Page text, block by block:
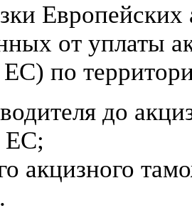
от уплаты
ЕС) по
до
ЕС;
акцизного